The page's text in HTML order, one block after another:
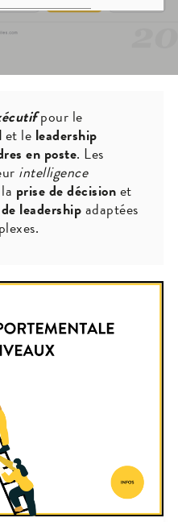
pour le
et le leadership
en poste. Les
intelligence
prise de décisionet
leadershipadaptées